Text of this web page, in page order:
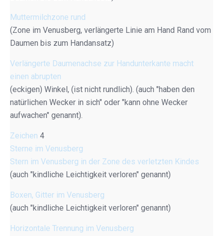
Muttermilchzone rund
(Zone im Venusberg, verlängerte Linie am Hand Rand vom
Daumen bis zum Handansatz)
Verlängerte Daumenachse zur Handunterkante macht
einen abrupten
(eckigen) Winkel, (ist nicht rundlich). (auch "haben den
natürlichen Wecker in sich" oder "kann ohne Wecker
aufwachen" genannt).
Zeichen 4
Sterne im Venusberg
Stern im Venusberg in der Zone des verletzten Kindes
(auch "kindliche Leichtigkeit verloren" genannt)
Boxen, Gitter im Venusberg
(auch "kindliche Leichtigkeit verloren" genannt)
Horizontale Trennung im Venusberg